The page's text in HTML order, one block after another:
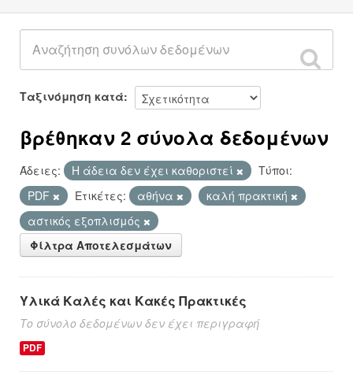
Ταξινόμηση κατά
βρέθηκαν 2 σύνολα δεδομένων
Άδειες: Η άδεια δεν έχει καθοριστεί
Τύποι:
PDF
Ετικέτες: αθήνα
καλή πρακτική
αστικός εξοπλισμός
Φίλτρα Αποτελεσμάτων
Υλικά Καλές και Κακές Πρακτικές
Το σύνολο δεδομένων δεν έχει περιγραφή
PDF